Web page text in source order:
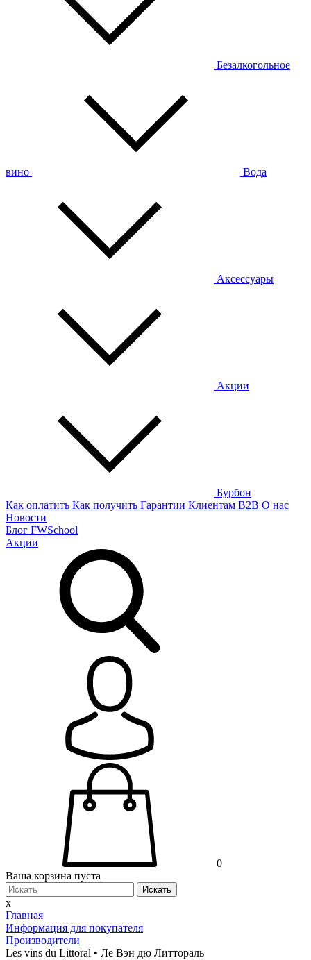
Безалкогольное
вино Вода
Аксессуары
Акции
Бурбон
Как оплатить Как получить Гарантии Клиентам B2B О нас
Новости
Блог FWSchool
Акции
0
Ваша корзина пуста
Искать
x
Главная
Информация для покупателя
Производители
Les vins du Littoral • Ле Вэн дю Литтораль